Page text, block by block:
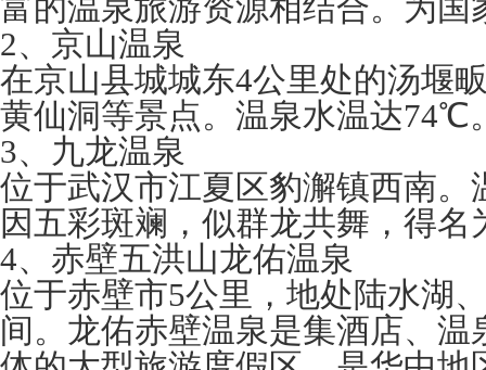
富的温泉旅游资源相结合。为国
2、京山温泉
在京山县城城东4公里处的汤堰
黄仙洞等景点。温泉水温达74℃
3、九龙温泉
位于武汉市江夏区豹澥镇西南
因五彩斑斓，似群龙共舞，得名
4、赤壁五洪山龙佑温泉
位于赤壁市5公里，地处陆水湖
间。龙佑赤壁温泉是集酒店、